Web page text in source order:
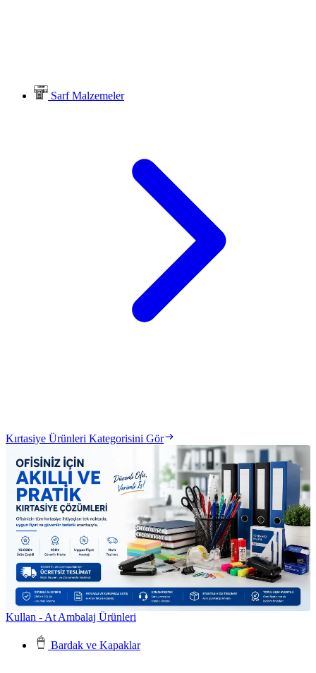
Sarf Malzemeler
Kırtasiye Ürünleri Kategorisini Gör
Kullan - At Ambalaj Ürünleri
Bardak ve Kapaklar